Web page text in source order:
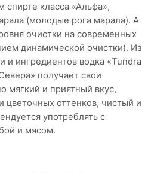
спирте класса «Альфа»,
(молодые рога марала). А
очистки на современных
динамической очистки). Из
и ингредиентов водка «Tundra
получает свои
мягкий и приятный вкус,
цветочных оттенков, чистый и
употреблять с
и мясом.